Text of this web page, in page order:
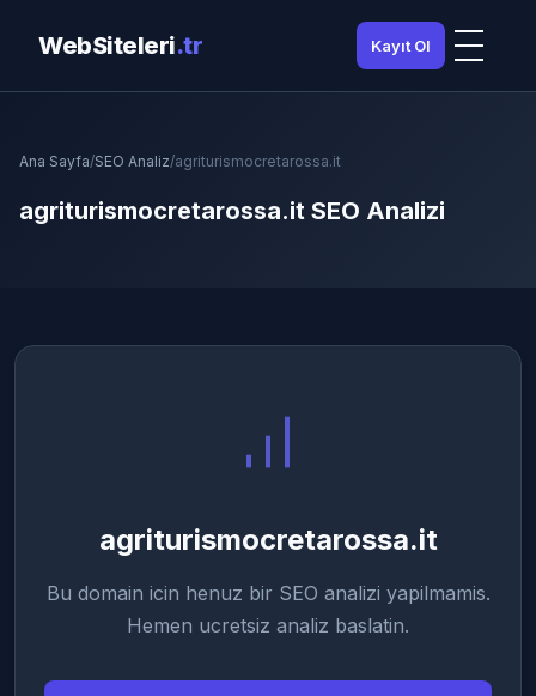
WebSiteleri.tr Kayıt Ol
Ana Sayfa/SEO Analiz/agriturismocretarossa.it
agriturismocretarossa.it SEO Analizi
agriturismocretarossa.it
Bu domain icin henuz bir SEO analizi yapilmamis.
Hemen ucretsiz analiz baslatin.